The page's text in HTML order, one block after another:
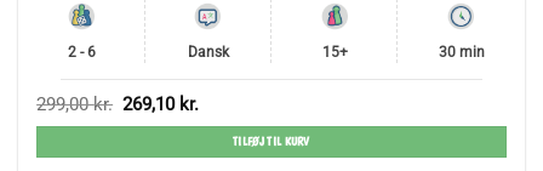
2 - 6 Dansk 15+ 30 min
299,00kr. Den
oprindelige
pris
299,00 kr..
269,10 kr.
aktuelle
pris
269,10 kr..
TILFØJ TIL KURV